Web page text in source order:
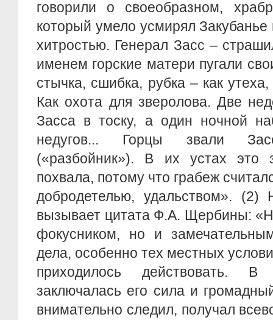
говорили о своеобразном,
который умело усмирял Закубанье
хитростью. Генерал Засс –
именем горские матери пугали
стычка, сшибка, рубка – как
Как охота для зверолова. Две
Засса в тоску, а один ночной
недугов... Горцы звали
(«разбойник»). В их устах это
похвала, потому что грабеж
добродетелью, удальством». (2)
вызывает цитата Ф.А. Щербины:
фокусником, но и
дела, особенно тех местных
приходилось действовать. В
заключалась его сила и
внимательно следил, получал